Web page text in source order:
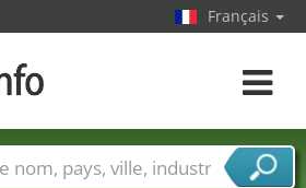
Français
Toggle